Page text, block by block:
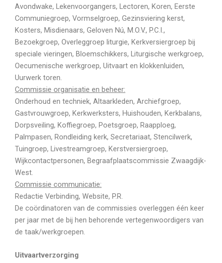
Avondwake, Lekenvoorgangers, Lectoren, Koren, Eerste
Communiegroep, Vormselgroep, Gezinsviering kerst,
Kosters, Misdienaars, Geloven Nú, M.O.V., P.C.I.,
Bezoekgroep, Overleggroep liturgie, Kerkversiergroep bij
speciale vieringen, Bloemschikkers, Liturgische werkgroep,
Oecumenische werkgroep, Uitvaart en klokkenluiden,
Uurwerk toren.
Commissie organisatie en beheer:
Onderhoud en techniek, Altaarkleden, Archiefgroep,
Gastvrouwgroep, Kerkwerksters, Huishouden, Kerkbalans,
Dorpsveiling, Koffiegroep, Poetsgroep, Raapploeg,
Palmpasen, Rondleiding kerk, Secretariaat, Stencilwerk,
Tuingroep, Livestreamgroep, Kerstversiergroep,
Wijkcontactpersonen, Begraafplaatscommissie Zwaagdijk-
West.
Commissie communicatie:
Redactie Verbinding, Website, P.R.
De coördinatoren van de commissies overleggen één keer
per jaar met de bij hen behorende vertegenwoordigers van
de taak/werkgroepen.
Uitvaartverzorging